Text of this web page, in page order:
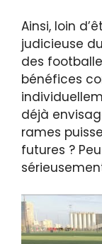
Ainsi, loin
judicieuse
des
bénéfices
déjà
rames
futures ?